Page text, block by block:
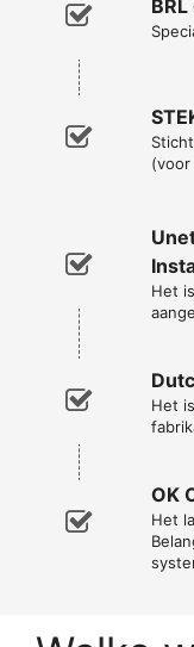
Het
Het
OK
Het